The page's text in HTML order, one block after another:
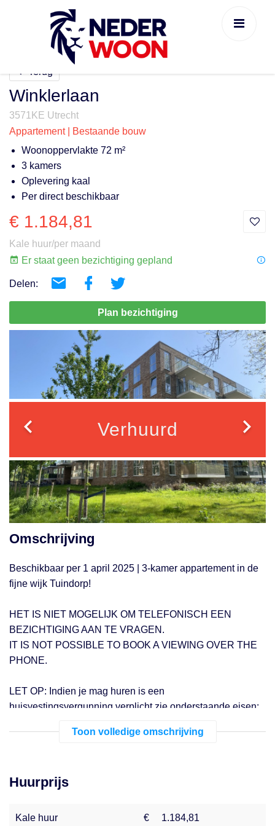
Terug
Winklerlaan
3571KE Utrecht
Appartement | Bestaande bouw
Woonoppervlakte 72 m²
3 kamers
Oplevering kaal
Per direct beschikbaar
€ 1.184,81
Kale huur/per maand
Er staat geen bezichtiging gepland
Delen:
Plan bezichtiging
Verhuurd
Omschrijving
Beschikbaar per 1 april 2025 | 3-kamer appartement in de
fijne wijk Tuindorp!
HET IS NIET MOGELIJK OM TELEFONISCH EEN
BEZICHTIGING AAN TE VRAGEN.
IT IS NOT POSSIBLE TO BOOK A VIEWING OVER THE
PHONE.
LET OP: Indien je mag huren is een
huisvestingsvergunning verplicht zie onderstaande eisen:
De woningen zijn bedoeld voor de middeninkomens. De
een meerpersoonshuishouden.
Energiezuinig appartement, voorzien van vloerverwarming,
Toon volledige omschrijving
Huurprijs
Kale huur € 1.184,81